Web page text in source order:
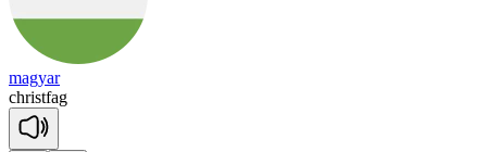
magyar
christfag